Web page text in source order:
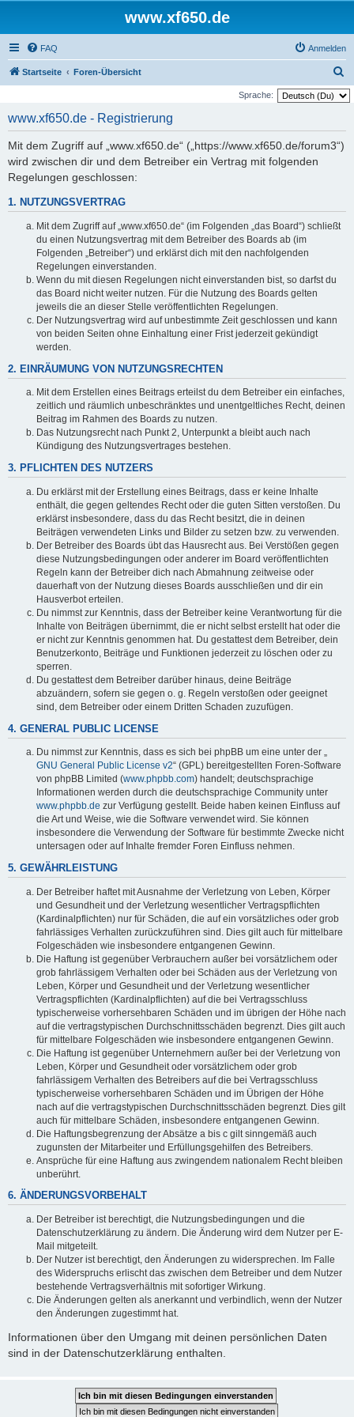
www.xf650.de
FAQ Anmelden
Startseite Foren-Übersicht
u
Sprache:
www.xf650.de - Registrierung
Mit dem Zugriff auf „www.xf650.de“ („https://www.xf650.de/forum3“)
wird zwischen dir und dem Betreiber ein Vertrag mit folgenden
Regelungen geschlossen:
1. NUTZUNGSVERTRAG
Mit dem Zugriff auf „www.xf650.de“ (im Folgenden „das Board“) schließt
du einen Nutzungsvertrag mit dem Betreiber des Boards ab (im
Folgenden „Betreiber“) und erklärst dich mit den nachfolgenden
Regelungen einverstanden.
Wenn du mit diesen Regelungen nicht einverstanden bist, so darfst du
das Board nicht weiter nutzen. Für die Nutzung des Boards gelten
jeweils die an dieser Stelle veröffentlichten Regelungen.
Der Nutzungsvertrag wird auf unbestimmte Zeit geschlossen und kann
von beiden Seiten ohne Einhaltung einer Frist jederzeit gekündigt
werden.
2. EINRÄUMUNG VON NUTZUNGSRECHTEN
Mit dem Erstellen eines Beitrags erteilst du dem Betreiber ein einfaches,
zeitlich und räumlich unbeschränktes und unentgeltliches Recht, deinen
Beitrag im Rahmen des Boards zu nutzen.
Das Nutzungsrecht nach Punkt 2, Unterpunkt a bleibt auch nach
Kündigung des Nutzungsvertrages bestehen.
3. PFLICHTEN DES NUTZERS
Du erklärst mit der Erstellung eines Beitrags, dass er keine Inhalte
enthält, die gegen geltendes Recht oder die guten Sitten verstoßen. Du
erklärst insbesondere, dass du das Recht besitzt, die in deinen
Beiträgen verwendeten Links und Bilder zu setzen bzw. zu verwenden.
Der Betreiber des Boards übt das Hausrecht aus. Bei Verstößen gegen
diese Nutzungsbedingungen oder anderer im Board veröffentlichten
Regeln kann der Betreiber dich nach Abmahnung zeitweise oder
dauerhaft von der Nutzung dieses Boards ausschließen und dir ein
Hausverbot erteilen.
Du nimmst zur Kenntnis, dass der Betreiber keine Verantwortung für die
Inhalte von Beiträgen übernimmt, die er nicht selbst erstellt hat oder die
er nicht zur Kenntnis genommen hat. Du gestattest dem Betreiber, dein
Benutzerkonto, Beiträge und Funktionen jederzeit zu löschen oder zu
sperren.
Du gestattest dem Betreiber darüber hinaus, deine Beiträge
abzuändern, sofern sie gegen o. g. Regeln verstoßen oder geeignet
sind, dem Betreiber oder einem Dritten Schaden zuzufügen.
4. GENERAL PUBLIC LICENSE
Du nimmst zur Kenntnis, dass es sich bei phpBB um eine unter der „
GNU General Public License v2“ (GPL) bereitgestellten Foren-Software
von phpBB Limited (www.phpbb.com) handelt; deutschsprachige
Informationen werden durch die deutschsprachige Community unter
www.phpbb.de zur Verfügung gestellt. Beide haben keinen Einfluss auf
die Art und Weise, wie die Software verwendet wird. Sie können
insbesondere die Verwendung der Software für bestimmte Zwecke nicht
untersagen oder auf Inhalte fremder Foren Einfluss nehmen.
5. GEWÄHRLEISTUNG
Der Betreiber haftet mit Ausnahme der Verletzung von Leben, Körper
und Gesundheit und der Verletzung wesentlicher Vertragspflichten
(Kardinalpflichten) nur für Schäden, die auf ein vorsätzliches oder grob
fahrlässiges Verhalten zurückzuführen sind. Dies gilt auch für mittelbare
Folgeschäden wie insbesondere entgangenen Gewinn.
Die Haftung ist gegenüber Verbrauchern außer bei vorsätzlichem oder
grob fahrlässigem Verhalten oder bei Schäden aus der Verletzung von
Leben, Körper und Gesundheit und der Verletzung wesentlicher
Vertragspflichten (Kardinalpflichten) auf die bei Vertragsschluss
typischerweise vorhersehbaren Schäden und im übrigen der Höhe nach
auf die vertragstypischen Durchschnittsschäden begrenzt. Dies gilt auch
für mittelbare Folgeschäden wie insbesondere entgangenen Gewinn.
Die Haftung ist gegenüber Unternehmern außer bei der Verletzung von
Leben, Körper und Gesundheit oder vorsätzlichem oder grob
fahrlässigem Verhalten des Betreibers auf die bei Vertragsschluss
typischerweise vorhersehbaren Schäden und im Übrigen der Höhe
nach auf die vertragstypischen Durchschnittsschäden begrenzt. Dies gilt
auch für mittelbare Schäden, insbesondere entgangenen Gewinn.
Die Haftungsbegrenzung der Absätze a bis c gilt sinngemäß auch
zugunsten der Mitarbeiter und Erfüllungsgehilfen des Betreibers.
Ansprüche für eine Haftung aus zwingendem nationalem Recht bleiben
unberührt.
6. ÄNDERUNGSVORBEHALT
Der Betreiber ist berechtigt, die Nutzungsbedingungen und die
Datenschutzerklärung zu ändern. Die Änderung wird dem Nutzer per E-
Mail mitgeteilt.
Der Nutzer ist berechtigt, den Änderungen zu widersprechen. Im Falle
des Widerspruchs erlischt das zwischen dem Betreiber und dem Nutzer
bestehende Vertragsverhältnis mit sofortiger Wirkung.
Die Änderungen gelten als anerkannt und verbindlich, wenn der Nutzer
den Änderungen zugestimmt hat.
Informationen über den Umgang mit deinen persönlichen Daten
sind in der Datenschutzerklärung enthalten.